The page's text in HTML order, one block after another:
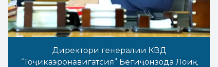
Директори генералии КВД
“Тоҷикаэронавигатсия” Бегиҷонзода Лоиқ